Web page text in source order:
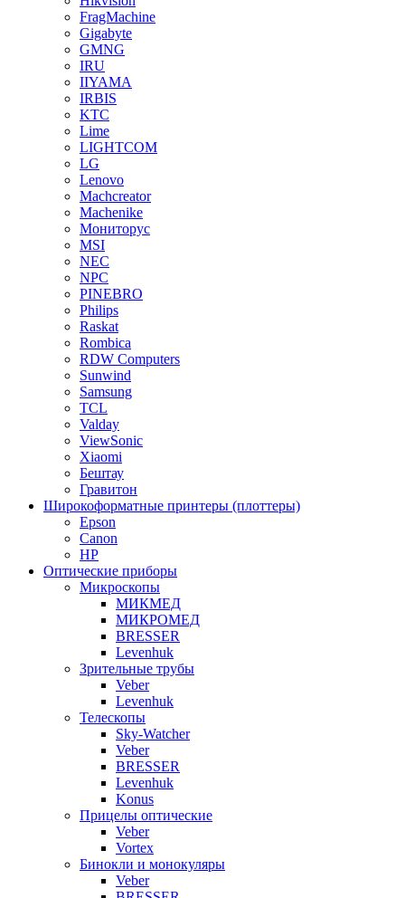
FragMachine
Gigabyte
GMNG
IRU
IIYAMA
IRBIS
KTC
Lime
LIGHTCOM
LG
Lenovo
Machcreator
Machenike
Мониторус
MSI
NEC
NPC
PINEBRO
Philips
Raskat
Rombica
RDW Computers
Sunwind
Samsung
TCL
Valday
ViewSonic
Xiaomi
Бештау
Гравитон
Широкоформатные принтеры (плоттеры)
Epson
Canon
HP
Оптические приборы
Микроскопы
МИКМЕД
МИКРОМЕД
BRESSER
Levenhuk
Зрительные трубы
Veber
Levenhuk
Телескопы
Sky-Watcher
Veber
BRESSER
Levenhuk
Konus
Прицелы оптические
Veber
Vortex
Бинокли и монокуляры
Veber